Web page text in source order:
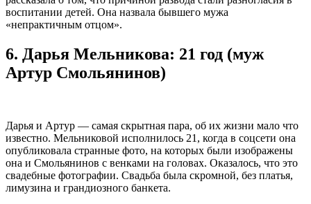
воспитании детей. Она назвала бывшего мужа
«непрактичным отцом».
6. Дарья Мельникова: 21 год (муж
Артур Смольянинов)
Дарья и Артур — самая скрытная пара, об их жизни мало что
известно. Мельниковой исполнилось 21, когда в соцсети она
опубликовала странные фото, на которых были изображены
она и Смольянинов с венками на головах. Оказалось, что это
свадебные фотографии. Свадьба была скромной, без платья,
лимузина и грандиозного банкета.